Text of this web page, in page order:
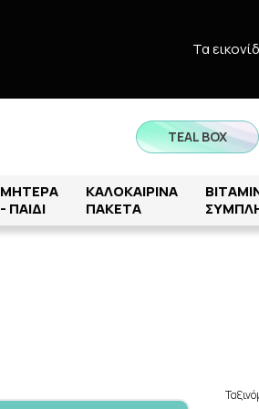
Τα
TEAL BOX
ΜΗΤΕΡΑ
- ΠΑΙΔΙ
ΚΑΛΟΚΑΙΡΙΝΑ
ΠΑΚΕΤΑ